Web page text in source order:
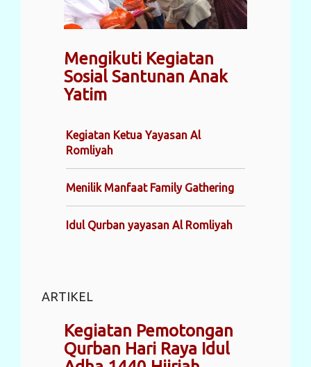
Mengikuti Kegiatan
Sosial Santunan Anak
Yatim
Kegiatan Ketua Yayasan Al
Romliyah
Menilik Manfaat Family Gathering
Idul Qurban yayasan Al Romliyah
ARTIKEL
Kegiatan Pemotongan
Qurban Hari Raya Idul